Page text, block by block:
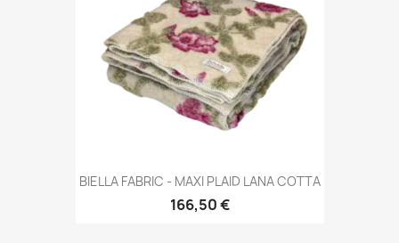
BIELLA FABRIC - MAXI PLAID LANA COTTA
166,50 €